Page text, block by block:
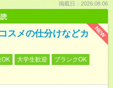
掲載日：2026.08.06
NEW
スメの仕分けなどカ
OK 大学生歓迎
ブランクOK